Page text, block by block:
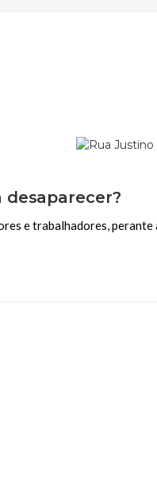
desaparecer?
e trabalhadores,